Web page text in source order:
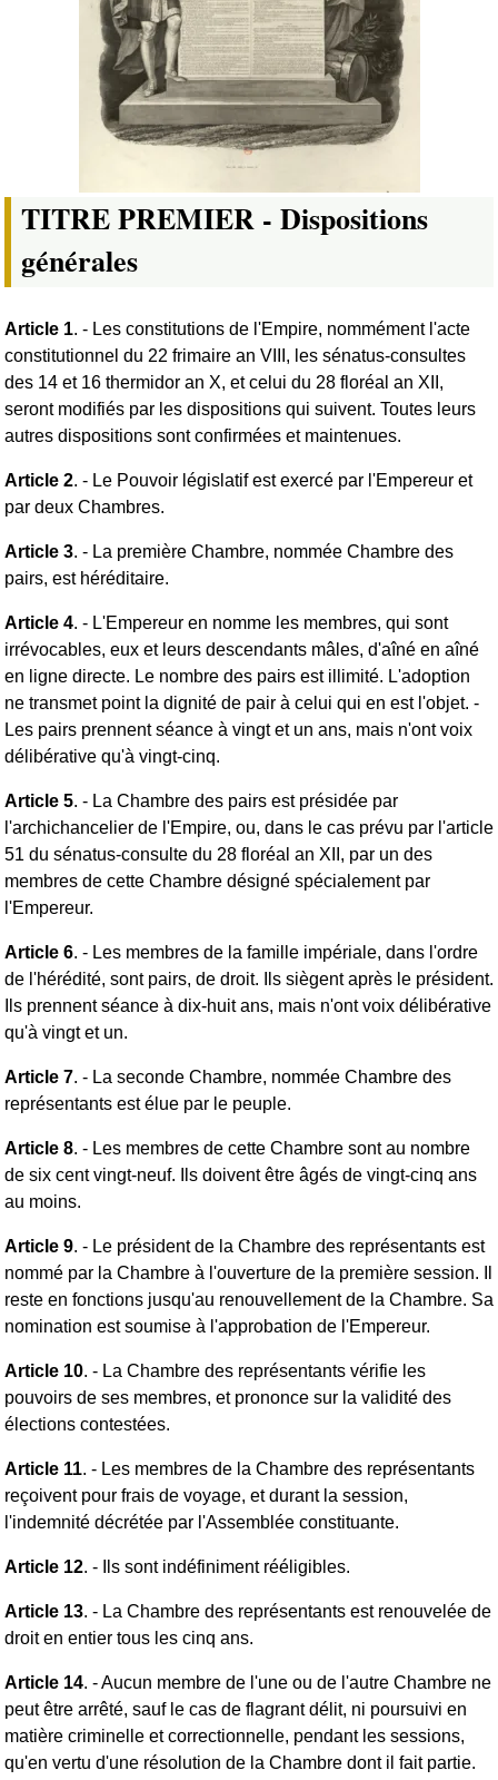
TITRE PREMIER - Dispositions
générales
Article 1. - Les constitutions de l'Empire, nommément l'acte
constitutionnel du 22 frimaire an VIII, les sénatus-consultes
des 14 et 16 thermidor an X, et celui du 28 floréal an XII,
seront modifiés par les dispositions qui suivent. Toutes leurs
autres dispositions sont confirmées et maintenues.
Article 2. - Le Pouvoir législatif est exercé par l'Empereur et
par deux Chambres.
Article 3. - La première Chambre, nommée Chambre des
pairs, est héréditaire.
Article 4. - L'Empereur en nomme les membres, qui sont
irrévocables, eux et leurs descendants mâles, d'aîné en aîné
en ligne directe. Le nombre des pairs est illimité. L'adoption
ne transmet point la dignité de pair à celui qui en est l'objet. -
Les pairs prennent séance à vingt et un ans, mais n'ont voix
délibérative qu'à vingt-cinq.
Article 5. - La Chambre des pairs est présidée par
l'archichancelier de l'Empire, ou, dans le cas prévu par l'article
51 du sénatus-consulte du 28 floréal an XII, par un des
membres de cette Chambre désigné spécialement par
l'Empereur.
Article 6. - Les membres de la famille impériale, dans l'ordre
de l'hérédité, sont pairs, de droit. Ils siègent après le président.
Ils prennent séance à dix-huit ans, mais n'ont voix délibérative
qu'à vingt et un.
Article 7. - La seconde Chambre, nommée Chambre des
représentants est élue par le peuple.
Article 8. - Les membres de cette Chambre sont au nombre
de six cent vingt-neuf. Ils doivent être âgés de vingt-cinq ans
au moins.
Article 9. - Le président de la Chambre des représentants est
nommé par la Chambre à l'ouverture de la première session. Il
reste en fonctions jusqu'au renouvellement de la Chambre. Sa
nomination est soumise à l'approbation de l'Empereur.
Article 10. - La Chambre des représentants vérifie les
pouvoirs de ses membres, et prononce sur la validité des
élections contestées.
Article 11. - Les membres de la Chambre des représentants
reçoivent pour frais de voyage, et durant la session,
l'indemnité décrétée par l'Assemblée constituante.
Article 12. - Ils sont indéfiniment rééligibles.
Article 13. - La Chambre des représentants est renouvelée de
droit en entier tous les cinq ans.
Article 14. - Aucun membre de l'une ou de l'autre Chambre ne
peut être arrêté, sauf le cas de flagrant délit, ni poursuivi en
matière criminelle et correctionnelle, pendant les sessions,
qu'en vertu d'une résolution de la Chambre dont il fait partie.